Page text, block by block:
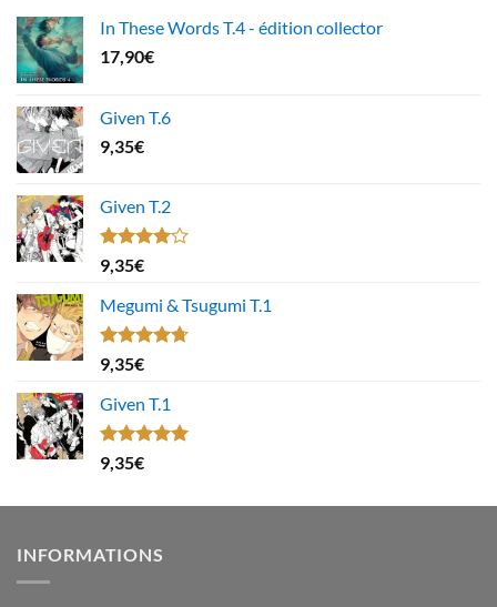
In These Words T.4 - édition collector
17,90€
Given T.6
9,35€
Given T.2
Note
4.00
5
9,35€
Megumi & Tsugumi T.1
Note4.67
sur 5
9,35€
Given T.1
Note5.00
sur 5
9,35€
INFORMATIONS